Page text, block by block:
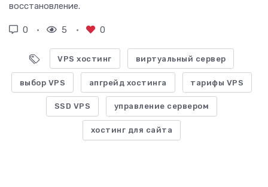
восстановление.
0 5 0
VPS хостинг виртуальный сервер
выбор VPS апгрейд хостинга тарифы VPS
SSD VPS управление сервером
хостинг для сайта